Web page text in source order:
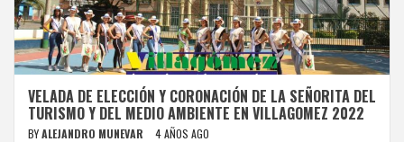
VELADA DE ELECCIÓN Y CORONACIÓN DE LA SEÑORITA DEL
TURISMO Y DEL MEDIO AMBIENTE EN VILLAGOMEZ 2022
BYALEJANDRO MUNEVAR 4 AÑOS AGO